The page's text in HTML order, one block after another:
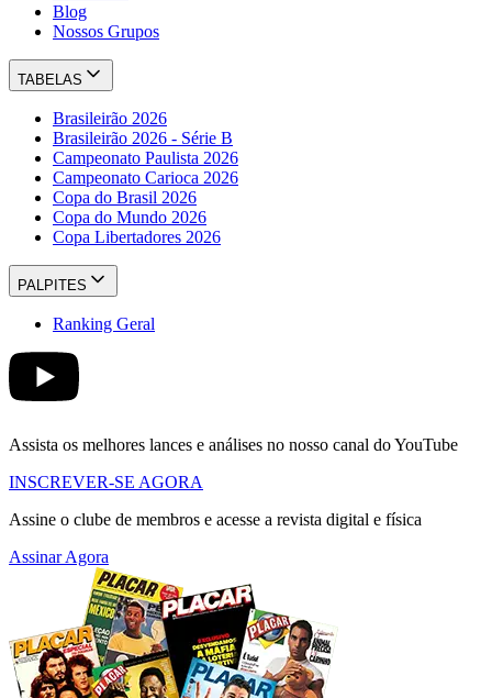
Blog
Nossos Grupos
TABELAS
Brasileirão 2026
Brasileirão 2026 - Série B
Campeonato Paulista 2026
Campeonato Carioca 2026
Copa do Brasil 2026
Copa do Mundo 2026
Copa Libertadores 2026
PALPITES
Ranking Geral
Assista os melhores lances e análises no nosso canal do YouTube
INSCREVER-SE AGORA
Assine o clube de membros e acesse a revista digital e física
Assinar Agora